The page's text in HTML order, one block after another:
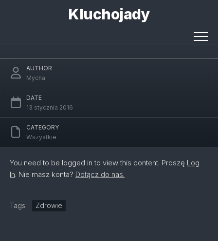
Kluchojady
AUTHOR
Mycha
DATE
13 stycznia 2016
CATEGORY
Wszystkie
You need to be logged in to view this content. Proszę Log
In. Nie masz konta? Dołącz do nas.
Tags: Zdrowie